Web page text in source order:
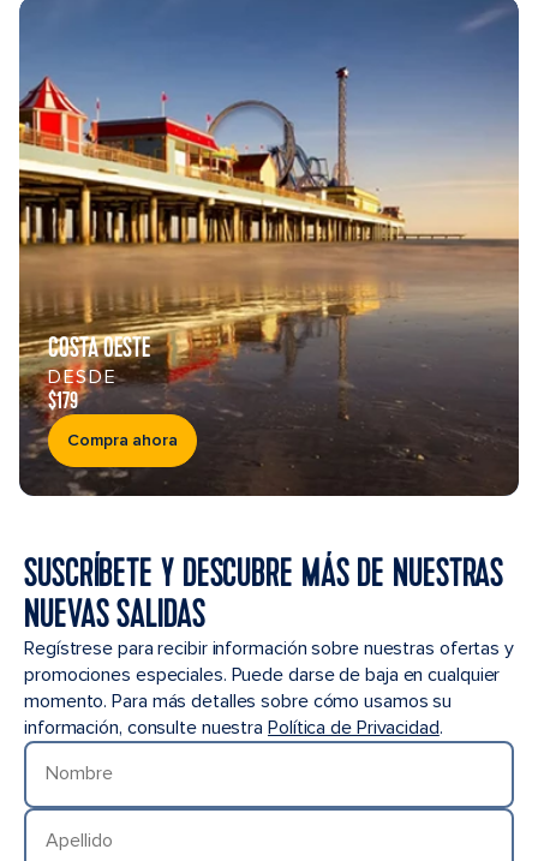
COSTA OESTE
DESDE
$179
Compra ahora
SUSCRÍBETE Y DESCUBRE MÁS DE NUESTRAS
NUEVAS SALIDAS
Regístrese para recibir información sobre nuestras ofertas y
promociones especiales. Puede darse de baja en cualquier
momento. Para más detalles sobre cómo usamos su
información, consulte nuestra Política de Privacidad.
Nombre
Apellido